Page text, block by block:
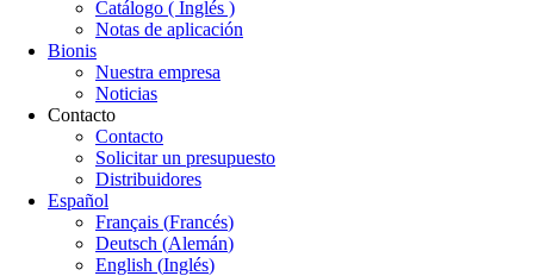
Catálogo ( Inglés )
Notas de aplicación
Bionis
Nuestra empresa
Noticias
Contacto
Contacto
Solicitar un presupuesto
Distribuidores
Español
Français (Francés)
Deutsch (Alemán)
English (Inglés)